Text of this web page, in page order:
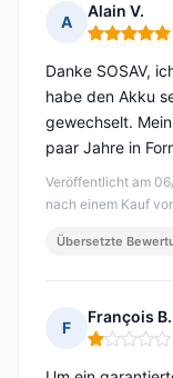
A
Alain V.
Hinweis: 5
Veröffentlicht am
nach einem Kauf
Danke SOSAV,
habe den Akku
gewechselt.
paar Jahre in
Übersetzte
F
François B.
Hinweis: 1